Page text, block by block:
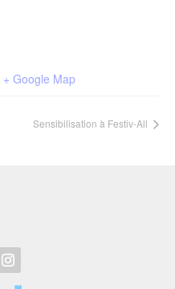
+ Google Map
Sensibilisation à Festiv-All